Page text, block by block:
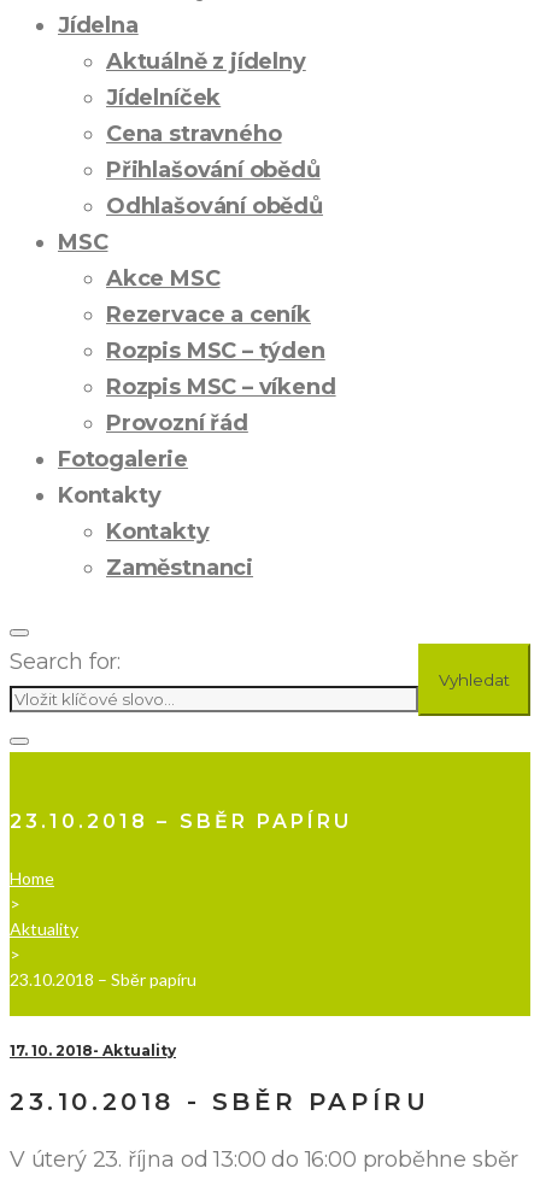
Jídelna
Aktuálně z jídelny
Jídelníček
Cena stravného
Přihlašování obědů
Odhlašování obědů
MSC
Akce MSC
Rezervace a ceník
Rozpis MSC – týden
Rozpis MSC – víkend
Provozní řád
Fotogalerie
Kontakty
Kontakty
Zaměstnanci
Search for:
Vyhledat
23.10.2018 – SBĚR PAPÍRU
Home
>
Aktuality
>
23.10.2018 – Sběr papíru
17. 10. 2018 Aktuality
23.10.2018 - SBĚR PAPÍRU
V úterý 23. října od 13:00 do 16:00 proběhne sběr